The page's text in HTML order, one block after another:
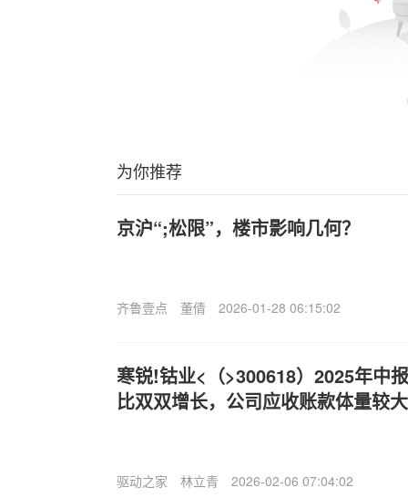
为你推荐
京沪“;松限”，楼市影响几何？
齐鲁壹点 董倩 2026-01-28 06:15:02
寒锐!钴业<（>300618）2025年中
比双双增长，公司应收账款体量较大
驱动之家 林立青 2026-02-06 07:04:02